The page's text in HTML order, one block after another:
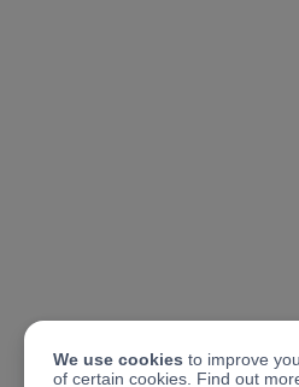
We use cookies to improve
of certain cookies. Find out